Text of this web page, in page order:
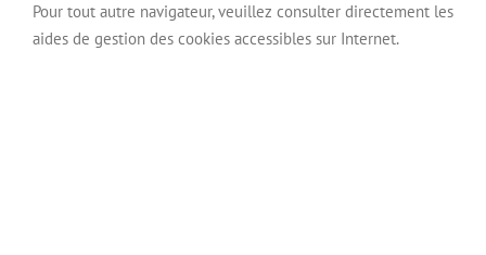
Pour tout autre navigateur, veuillez consulter directement les
aides de gestion des cookies accessibles sur Internet.